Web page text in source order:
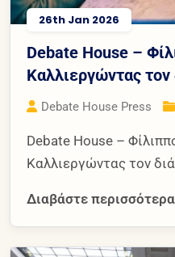
26th Jan 2026
Debate House –
Καλλιεργώντας
Debate House Press
Debate House –
Καλλιεργώντας τον
Διαβάστε περισσότερα